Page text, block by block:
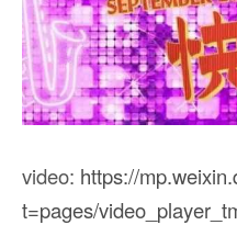
video: https://
t=pages/